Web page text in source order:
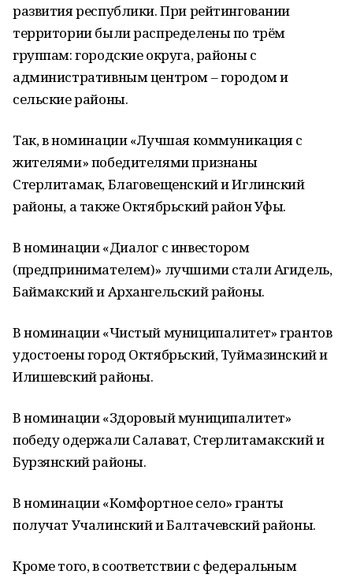
развития республики. При рейтинговании
территории были распределены по трём
группам: городские округа, районы с
административным центром – городом и
сельские районы.
Так, в номинации «Лучшая коммуникация с
жителями» победителями признаны
Стерлитамак, Благовещенский и Иглинский
районы, а также Октябрьский район Уфы.
В номинации «Диалог с инвестором
(предпринимателем)» лучшими стали Агидель,
Баймакский и Архангельский районы.
В номинации «Чистый муниципалитет» грантов
удостоены город Октябрьский, Туймазинский и
Илишевский районы.
В номинации «Здоровый муниципалитет»
победу одержали Салават, Стерлитамакский и
Бурзянский районы.
В номинации «Комфортное село» гранты
получат Учалинский и Балтачевский районы.
Кроме того, в соответствии с федеральным